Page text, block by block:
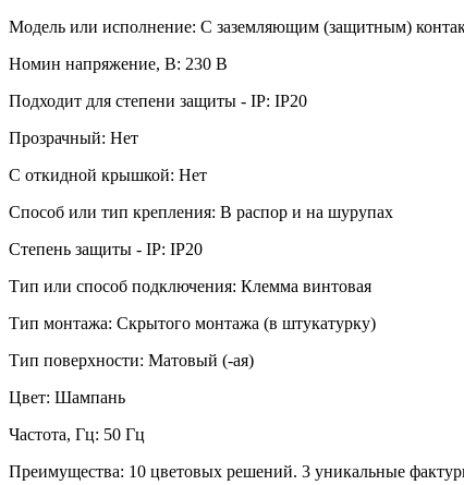
Модель или исполнение: С заземляющим (защитным)
Номин напряжение, В: 230 В
Подходит для степени защиты - IP: IP20
Прозрачный: Нет
С откидной крышкой: Нет
Способ или тип крепления: В распор и на шурупах
Степень защиты - IP: IP20
Тип или способ подключения: Клемма винтовая
Тип монтажа: Скрытого монтажа (в штукатурку)
Тип поверхности: Матовый (-ая)
Цвет: Шампань
Частота, Гц: 50 Гц
Преимущества: 10 цветовых решений. 3 уникальные